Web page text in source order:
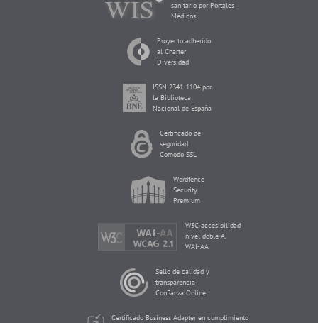
sanitario por Portales
Médicos
Proyecto adherido
al Charter
Diversidad
ISSN 2341-1104 por
la Biblioteca
Nacional de España
Certificado de
seguridad
Comodo SSL
Wordfence
Security
Premium
W3C accesibilidad
nivel doble A,
WAI-AA
Sello de calidad y
transparencia
Confianza Online
Certificado Business Adapter en cumplimiento